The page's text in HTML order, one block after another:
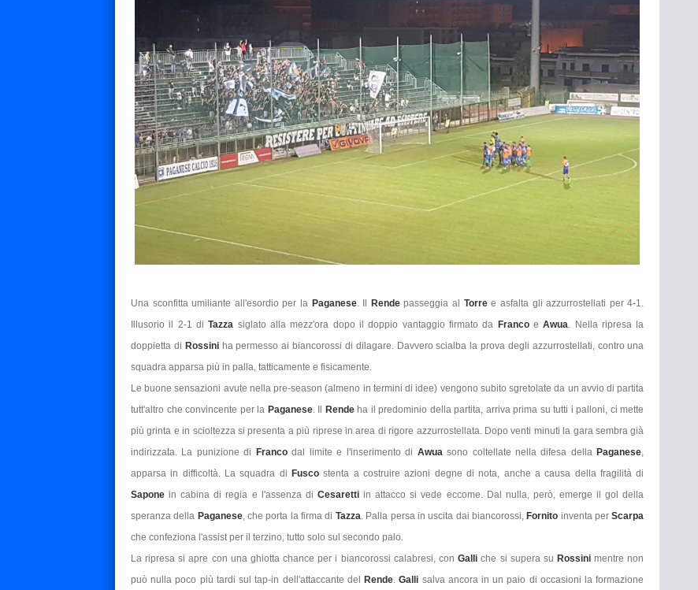
Una sconfitta umiliante all'esordio per la Paganese. Il Rendepasseggia al Torree asfalta gli azzurrostellati per 4-1.
Illusorio il 2-1 diTazza siglato alla mezz'ora dopo il doppio vantaggio firmato da FrancoeAwua. Nella ripresa la
doppietta di Rossini ha permesso ai biancorossi di dilagare. Davvero scialba la prova degli azzurrostellati, contro una
squadra apparsa più in palla, tatticamente e fisicamente.
Le buone sensazioni avute nella pre-season (almeno in termini di idee) vengono subito sgretolate da un avvio di partita
tutt'altro che convincente per la Paganese. Il Rende ha il predominio della partita, arriva prima su tutti i palloni, ci mette
più grinta e in scioltezza si presenta a più riprese in area di rigore azzurrostellata. Dopo venti minuti la gara sembra già
indirizzata. La punizione di
Francodal limite e l'inserimento di Awuasono coltellate nella difesa della Paganese,
apparsa in difficoltà. La squadra di Fuscostenta a costruire azioni degne di nota, anche a causa della fragilità di
Saponein cabina di regia e l'assenza di Cesarettiin attacco si vede eccome. Dal nulla, però, emerge il gol della
speranza della Paganese, che porta la firma di Tazza. Palla persa in uscita dai biancorossi, Fornito inventa perScarpa
che confeziona l'assist per il terzino, tutto solo sul secondo palo.
La ripresa si apre con una ghiotta chance per i biancorossi calabresi, conGalliche si supera su Rossinimentre non
può nulla poco più tardi sul tap-in dell'attaccante del
Rende.Galli salva ancora in un paio di occasioni la formazione